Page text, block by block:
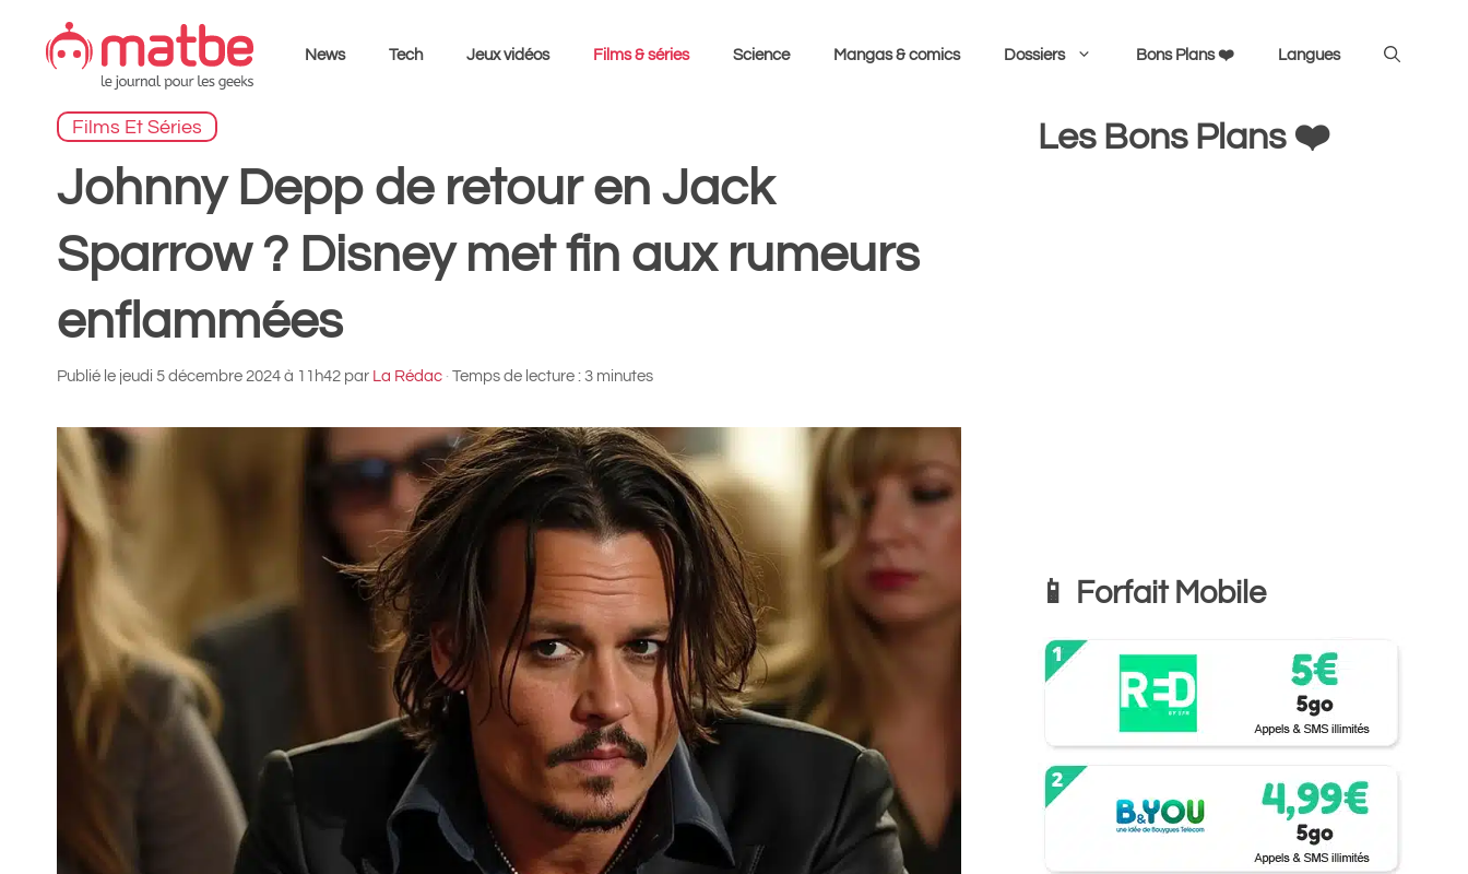
contenu
News Tech Jeux vidéos Films & séries Science Mangas & comics Dossiers Bons Plans ❤️ Langues
Films Et Séries
Johnny Depp de retour en Jack
Sparrow ? Disney met fin aux rumeurs
enflammées
Publié le jeudi 5 décembre 2024 à 11h42 par La Rédac · Temps de lecture : 3 minutes
Les Bons Plans ❤️
📱 Forfait Mobile